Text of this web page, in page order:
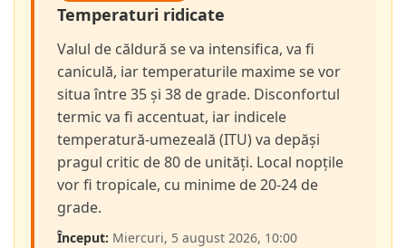
Temperaturi ridicate
Valul de căldură se va intensifica, va fi
caniculă, iar temperaturile maxime se vor
situa între 35 și 38 de grade. Disconfortul
termic va fi accentuat, iar indicele
temperatură-umezeală (ITU) va depăși
pragul critic de 80 de unități. Local nopțile
vor fi tropicale, cu minime de 20-24 de
grade.
Început: Miercuri, 5 august 2026, 10:00